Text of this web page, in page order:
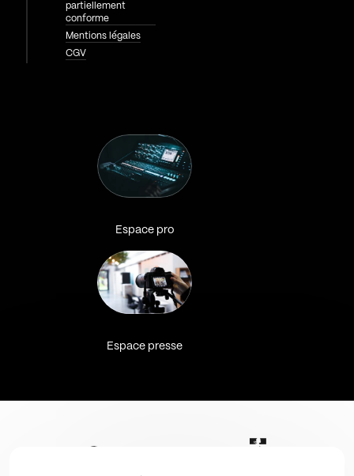
partiellement
conforme
Mentions légales
CGV
Espace pro
Espace presse